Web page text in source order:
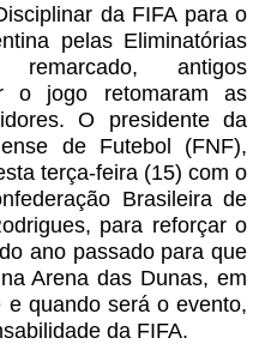
da FIFA para o
pelas Eliminatórias
remarcado, antigos
o jogo retomaram as
O presidente da
de Futebol (FNF),
terça-feira (15) com o
Brasileira de
para reforçar o
ano passado para que
Arena das Dunas, em
e quando será o evento,
da FIFA.